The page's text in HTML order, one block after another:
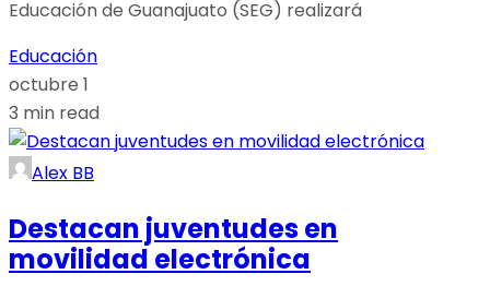
Educación de Guanajuato (SEG) realizará
Educación
octubre 1
3 min read
Alex BB
Destacan juventudes en
movilidad electrónica